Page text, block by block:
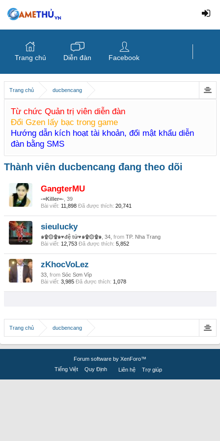
Trang chủ ducbencang
Từ chức Quản trị viên diễn đàn
Đổi Gzen lấy bạc trong game
Hướng dẫn kích hoạt tài khoản, đổi mật khẩu diễn
đàn bằng SMS
Thành viên ducbencang đang theo dõi
GangterMU
-=Killer=-, 39
Bài viết: 11,898 Đã được thích: 20,741
sieulucky
๑۩۞۩๑♥đệ tử♥๑۩۞۩๑, 34, from TP. Nha Trang
Bài viết: 12,753 Đã được thích: 5,852
zKhocVoLez
33, from Sóc Sơn Víp
Bài viết: 3,985 Đã được thích: 1,078
Trang chủ ducbencang
Trang chủ Diễn đàn Facebook
Forum software by XenForo™
Tiếng Việt
Quy Định Liên hệ Trợ giúp